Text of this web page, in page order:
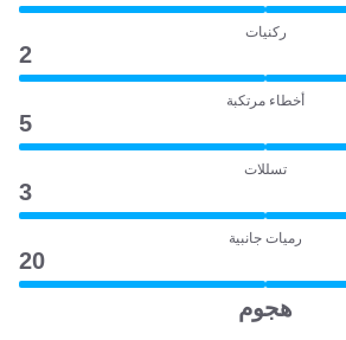
ركنيات
2
أخطاء مرتكبة
5
تسللات
3
رميات جانبية
20
هجوم